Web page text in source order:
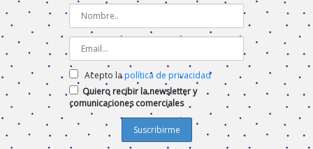
Acepto lapolítica de privacidad
Quiero recibir la newsletter y
comunicaciones comerciales